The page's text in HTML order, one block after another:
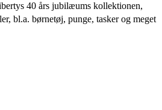
40 års jubilæums kollektionen,
bl.a. børnetøj, punge, tasker og meget